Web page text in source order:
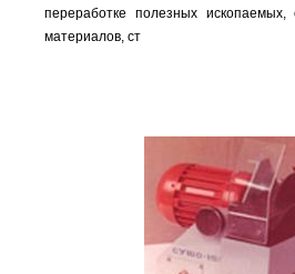
переработке полезных ископаемых,
материалов, ст